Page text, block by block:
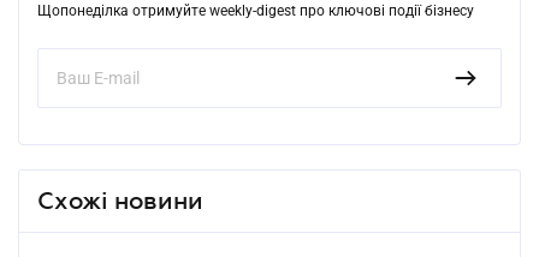
Щопонеділка отримуйте weekly-digest про ключові події бізнесу
Схожі новини